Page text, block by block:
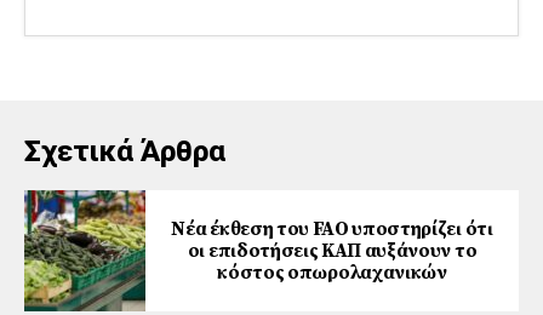
Σχετικά Άρθρα
Νέα έκθεση του FAO υποστηρίζει ότι
οι επιδοτήσεις ΚΑΠ αυξάνουν το
κόστος οπωρολαχανικών